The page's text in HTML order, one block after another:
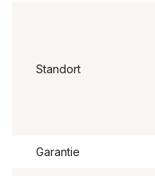
Standort
Garantie